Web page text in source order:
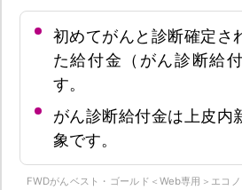
初めてがんと診断確定さ
た給付金（がん診断給
す。
がん診断給付金は上皮内
象です。
FWDがんベスト・ゴールド＜Web専用＞エコ